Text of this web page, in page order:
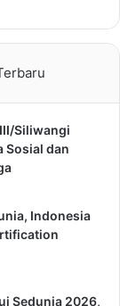
Siliwangi
Sosial dan
Indonesia
Sedunia 2026,